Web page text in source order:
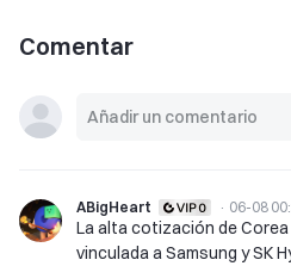
Comentar
ABigHeart · 06-08
La alta cotización de
vinculada a Samsung y SK